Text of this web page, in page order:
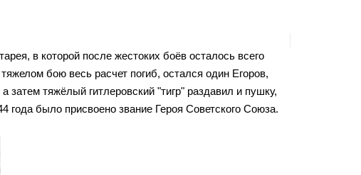
в которой после жестоких боёв осталось всего
бою весь расчет погиб, остался один Егоров,
затем тяжёлый гитлеровский "тигр" раздавил и пушку,
года было присвоено звание Героя Советского Союза.